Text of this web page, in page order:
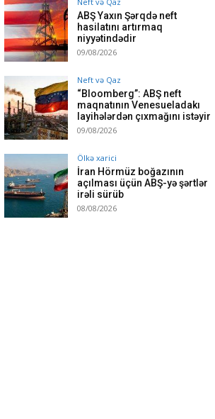
ABŞ Yaxın Şərqdə neft
hasilatını artırmaq
niyyətindədir
09/08/2026
Neft və Qaz
“Bloomberg”: ABŞ neft
maqnatının Venesueladakı
layihələrdən çıxmağını istəyir
09/08/2026
Ölkə xarici
İran Hörmüz boğazının
açılması üçün ABŞ-yə şərtlər
irəli sürüb
08/08/2026